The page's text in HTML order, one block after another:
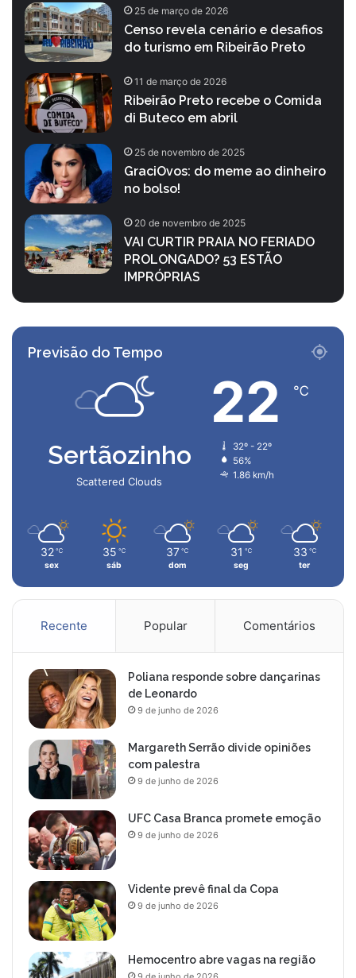
25 de março de 2026
Censo revela cenário e desafios
do turismo em Ribeirão Preto
11 de março de 2026
Ribeirão Preto recebe o Comida
di Buteco em abril
25 de novembro de 2025
GraciOvos: do meme ao dinheiro
no bolso!
20 de novembro de 2025
VAI CURTIR PRAIA NO FERIADO
PROLONGADO? 53 ESTÃO
IMPRÓPRIAS
Previsão do Tempo
Sertãozinho
Scattered Clouds
22 ℃
32º - 22º
56%
1.86 km/h
32 ℃
sex
35 ℃
sáb
37 ℃
dom
31 ℃
seg
33 ℃
ter
Recente Popular Comentários
Poliana responde sobre dançarinas
de Leonardo
9 de junho de 2026
Margareth Serrão divide opiniões
com palestra
9 de junho de 2026
UFC Casa Branca promete emoção
9 de junho de 2026
Vidente prevê final da Copa
9 de junho de 2026
Hemocentro abre vagas na região